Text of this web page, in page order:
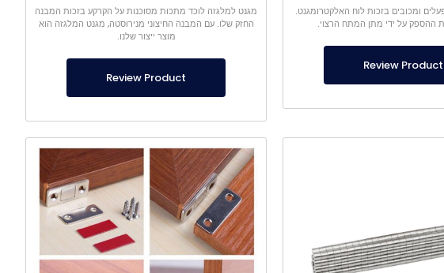
ומכובים בזכות לוח האלקטרומגנט.
את ההספק על ידי מתן המתח הרצוי.
Review Product
מגנט למלגזה לוכד מתכות מסוכנות על הקרקע בזכות המבנה
החזק שלו. עם המבנה החיצוני מנירוסטה, מגנט המלגזה הוא
מוצר ייצור שלנו.
Review Product